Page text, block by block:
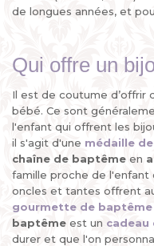
de longues années, et
Qui offre un
Il est de coutume d’offrir
bébé. Ce sont
l'enfant qui offrent les
il s'agit d'une médaille
chaîne de baptême en
famille proche de l'enfant
oncles et tantes offrent
gourmette de baptême
baptême est un cadeau
durer et que l'on